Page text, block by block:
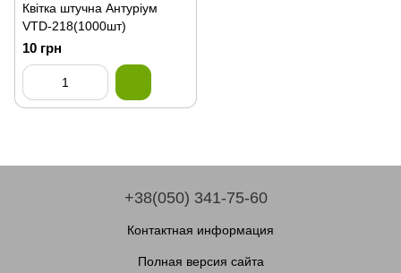
Квітка штучна Антуріум
VTD-218(1000шт)
10 грн
+38(050) 341-75-60
Контактная информация
Полная версия сайта